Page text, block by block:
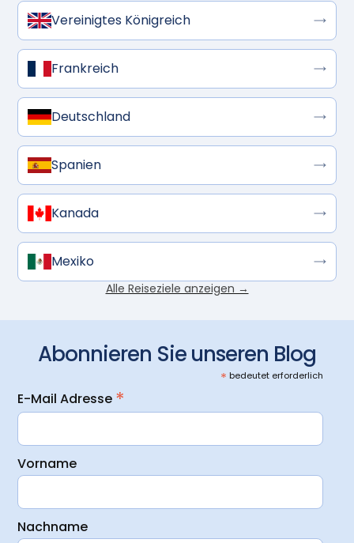
Vereinigtes Königreich
Frankreich
Deutschland
Spanien
Kanada
Mexiko
Alle Reiseziele anzeigen →
Abonnieren Sie unseren Blog
* bedeutet erforderlich
E-Mail Adresse *
Vorname
Nachname